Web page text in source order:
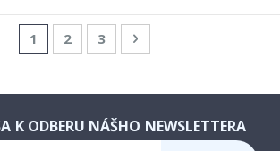
PageYou're currently reading page
1 Page
2 Page
3 Page
Nasledujúca
K ODBERU NÁŠHO NEWSLETTERA